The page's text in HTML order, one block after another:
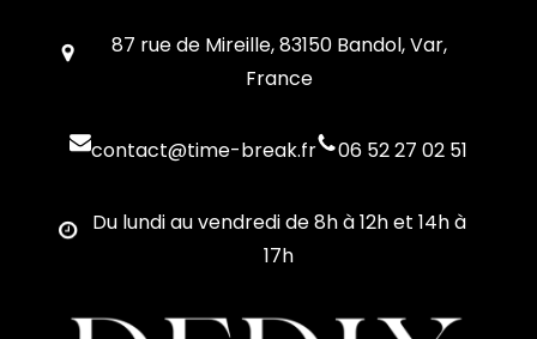
87 rue de Mireille, 83150 Bandol, Var,
France
contact@time-break.fr 06 52 27 02 51
Du lundi au vendredi de 8h à 12h et 14h à
17h